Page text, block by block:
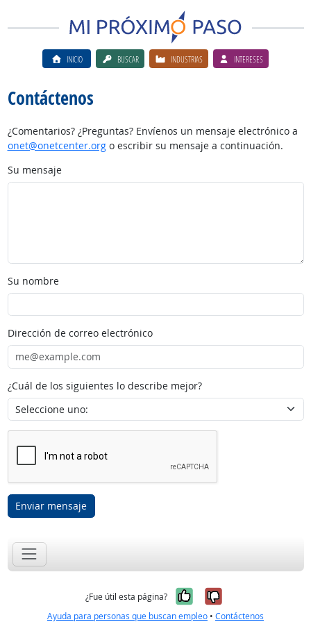
INICIO BUSCAR INDUSTRIAS INTERESES
Contáctenos
¿Comentarios? ¿Preguntas? Envíenos un mensaje electrónico a
onet@onetcenter.orgo escribir su mensaje a continuación.
Su mensaje
Su nombre
Dirección de correo electrónico
¿Cuál de los siguientes lo describe mejor?
Enviar mensaje
¿Fue útil esta página? Sí, fue útil
No, no fue
Ayuda para personas que buscan empleo • Contáctenos